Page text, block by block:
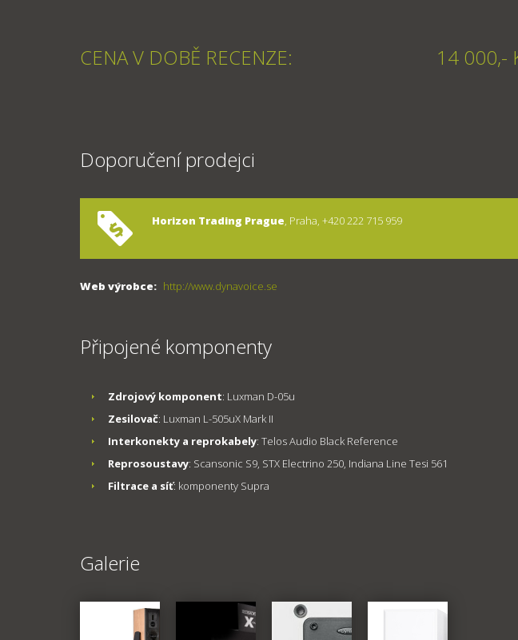
CENA V DOBĚ RECENZE: 14 000,-
Doporučení prodejci
Horizon Trading Prague, Praha, +420 222 715 959
Web výrobce: http://www.dynavoice.se
Připojené komponenty
Zdrojový komponent: Luxman D-05u
Zesilovač: Luxman L-505uX Mark II
Interkonekty a reprokabely: Telos Audio Black Reference
Reprosoustavy: Scansonic S9, STX Electrino 250, Indiana Line Tesi 561
Filtrace a síť: komponenty Supra
Galerie